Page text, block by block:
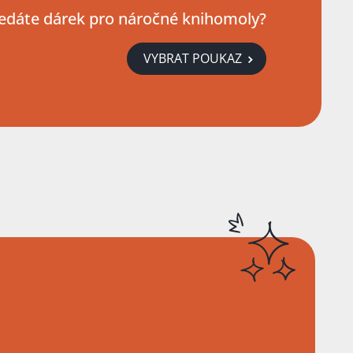
dárek pro náročné knihomoly?
VYBRAT POUKAZ